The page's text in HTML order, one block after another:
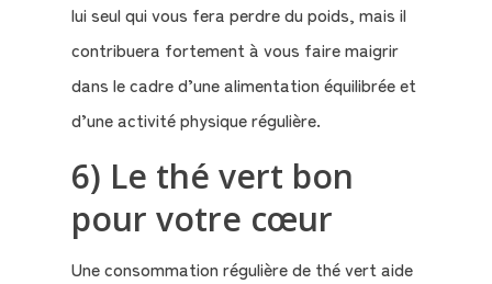
lui seul qui vous fera perdre du poids, mais il
contribuera fortement à vous faire maigrir
dans le cadre d’une alimentation équilibrée et
d’une activité physique régulière.
6) Le thé vert bon
pour votre cœur
Une consommation régulière de thé vert aide